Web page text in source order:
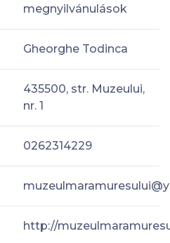
megnyilvánulások
Gheorghe Todinca
435500, str. Muzeului,
nr. 1
0262314229
http://